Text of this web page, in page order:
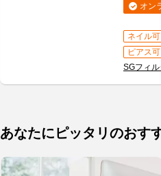
オン
ネイル可
ピアス可
SGフィ
あなたにピッタリのおす